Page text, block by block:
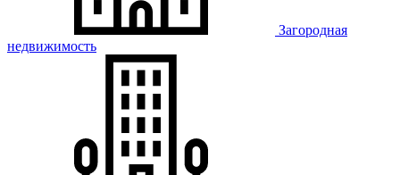
Загородная
недвижимость